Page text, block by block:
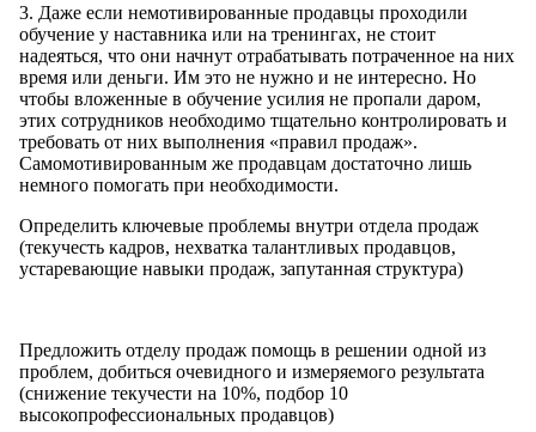
3. Даже если немотивированные продавцы проходили
обучение у наставника или на тренингах, не стоит
надеяться, что они начнут отрабатывать потраченное на них
время или деньги. Им это не нужно и не интересно. Но
чтобы вложенные в обучение усилия не пропали даром,
этих сотрудников необходимо тщательно контролировать и
требовать от них выполнения «правил продаж».
Самомотивированным же продавцам достаточно лишь
немного помогать при необходимости.
Определить ключевые проблемы внутри отдела продаж
(текучесть кадров, нехватка талантливых продавцов,
устаревающие навыки продаж, запутанная структура)
Предложить отделу продаж помощь в решении одной из
проблем, добиться очевидного и измеряемого результата
(снижение текучести на 10%, подбор 10
высокопрофессиональных продавцов)